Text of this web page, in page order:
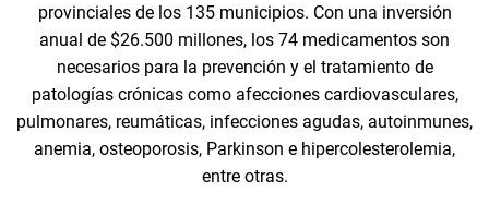
provinciales de los 135 municipios. Con una inversión
anual de $26.500 millones, los 74 medicamentos son
necesarios para la prevención y el tratamiento de
patologías crónicas como afecciones cardiovasculares,
pulmonares, reumáticas, infecciones agudas, autoinmunes,
anemia, osteoporosis, Parkinson e hipercolesterolemia,
entre otras.